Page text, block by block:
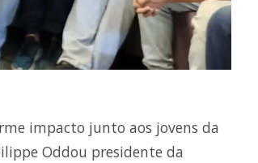
impacto junto aos jovens da
Oddou presidente da